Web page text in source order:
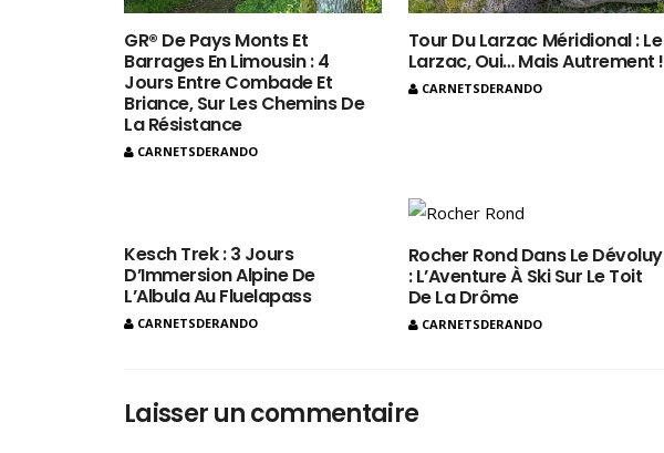
GR® De Pays Monts Et
Barrages En Limousin : 4
Jours Entre Combade Et
Briance, Sur Les Chemins De
La Résistance
CARNETSDERANDO
Tour Du Larzac Méridional : Le
Larzac, Oui… Mais Autrement !
CARNETSDERANDO
Kesch Trek : 3 Jours
D’Immersion Alpine De
L’Albula Au Fluelapass
CARNETSDERANDO
Rocher Rond Dans Le Dévoluy
: L’Aventure À Ski Sur Le Toit
De La Drôme
CARNETSDERANDO
Laisser un commentaire